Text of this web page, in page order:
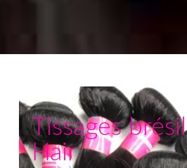
Tissages
Hair